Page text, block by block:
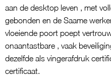
aan de desktop leven , met
gebonden en de Saame
vloeiende poort poept
onaantastbare , vaak
dezelfde als vingerafdruk
certificaat.